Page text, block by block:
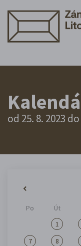
od 25. 8. 2023
Po Út
1
7
8